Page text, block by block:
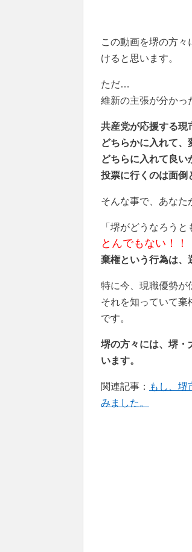
この動画を堺の方
けると思います。
ただ…
維新の主張が分かっ
共産党が応援する
どちらかに入れて
どちらに入れて良
投票に行くのは面
そんな事で、あな
「堺がどうなろう
とんでもない！！
棄権という行為は、
特に今、現職優勢が
それを知っていて棄
です。
堺の方々には、堺・
います。
関連記事： もし、堺
みました。